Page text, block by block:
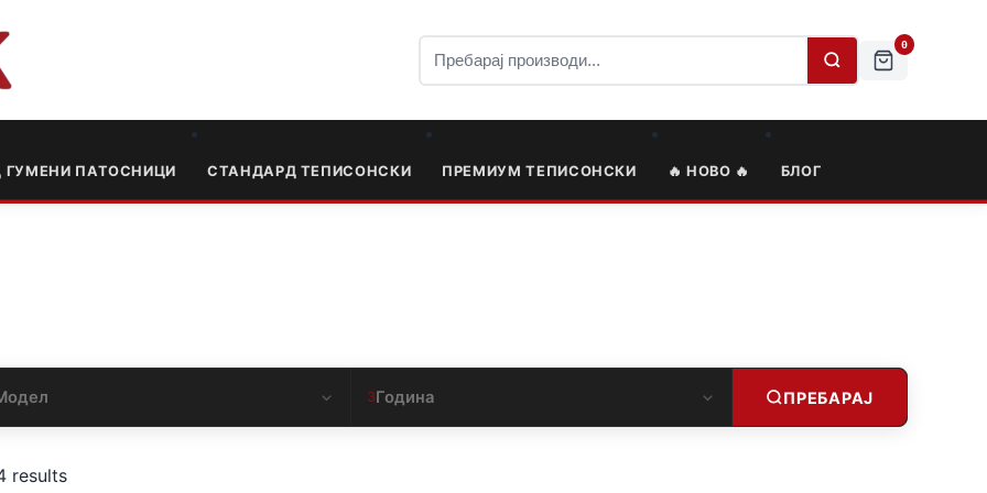
0
ГУМЕНИ ПАТОСНИЦИ СТАНДАРД ТЕПИСОНСКИ ПРЕМИУМ ТЕПИСОНСКИ 🔥 НОВО 🔥 БЛОГ
3Година ПРЕБАРАЈ
results